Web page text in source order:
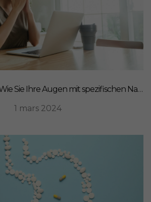
Digitales Blaulicht: Wie Sie Ihre Augen mit spezifischen Nahrungsergänzungsmitteln schützen können
1 mars 2024